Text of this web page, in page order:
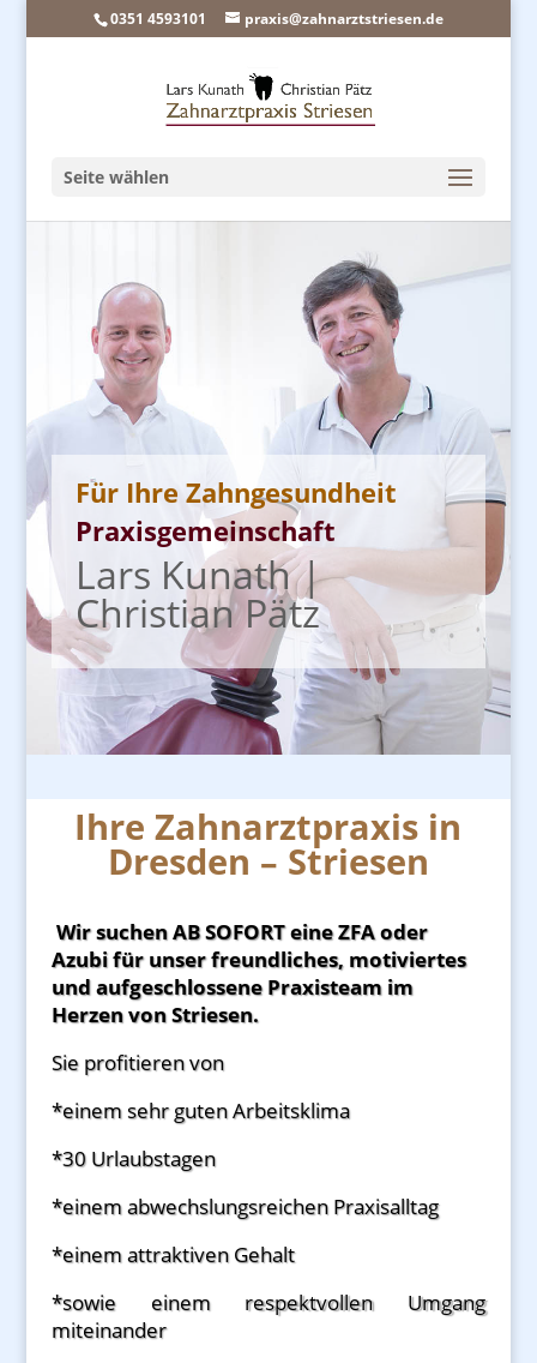
0351 4593101 praxis@zahnarztstriesen.de
Seite wählen
Für Ihre Zahngesundheit
Praxisgemeinschaft
Lars Kunath |
Christian Pätz
Ihre Zahnarztpraxis in
Dresden – Striesen
Wir suchen AB SOFORT eine ZFA oder
Azubi für unser freundliches, motiviertes
und aufgeschlossene Praxisteam im
Herzen von Striesen.
Sie profitieren von
*einem sehr guten Arbeitsklima
*30 Urlaubstagen
*einem abwechslungsreichen Praxisalltag
*einem attraktiven Gehalt
*sowie einem respektvollen Umgang
miteinander